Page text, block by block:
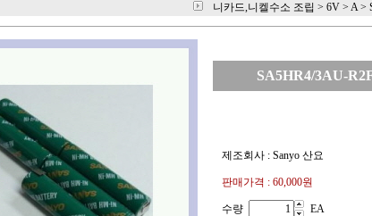
니카드,니켈수소 조립 > 6V > A >
SA5HR4/3AU-
제조회사 : Sanyo 산요
판매가격 : 60,000원
수량 EA